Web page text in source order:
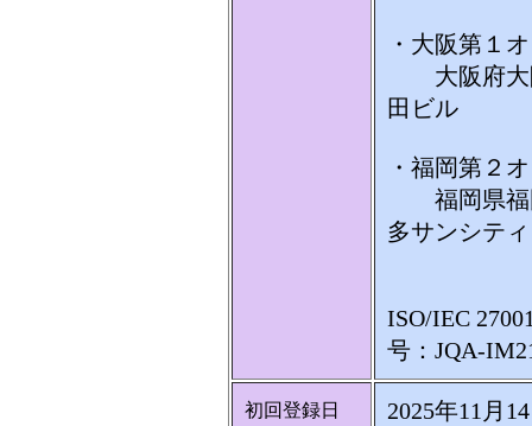
・大阪第１
大阪府大
田ビル
・福岡第２
福岡県福
多サンシテ
ISO/IEC
号：JQA-
初回登録日 2025年11月